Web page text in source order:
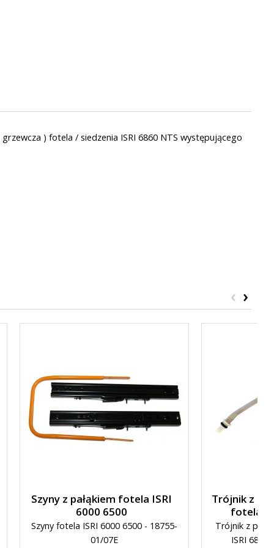
) fotela / siedzenia ISRI 6860 NTS występującego
‹ ›
Szyny z pałąkiem fotela ISRI
6000 6500
Szyny fotela ISRI 6000 6500 - 18755-
01/07E
Trójnik z
fotela
Trójnik z
ISRI 6860